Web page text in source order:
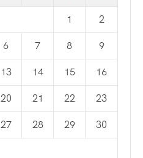
1 2
6 7 8 9
13 14 15 16
20 21 22 23
27 28 29 30